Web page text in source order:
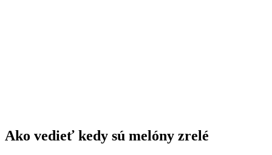
Ako vedieť kedy sú melóny zrelé